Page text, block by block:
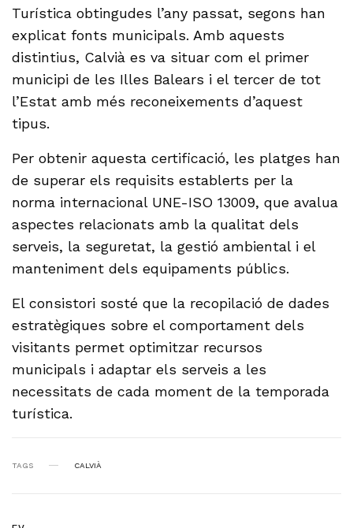
Turística obtingudes l’any passat, segons han
explicat fonts municipals. Amb aquests
distintius, Calvià es va situar com el primer
municipi de les Illes Balears i el tercer de tot
l’Estat amb més reconeixements d’aquest
tipus.
Per obtenir aquesta certificació, les platges han
de superar els requisits establerts per la
norma internacional UNE-ISO 13009, que avalua
aspectes relacionats amb la qualitat dels
serveis, la seguretat, la gestió ambiental i el
manteniment dels equipaments públics.
El consistori sosté que la recopilació de dades
estratègiques sobre el comportament dels
visitants permet optimitzar recursos
municipals i adaptar els serveis a les
necessitats de cada moment de la temporada
turística.
TAGS CALVIÀ